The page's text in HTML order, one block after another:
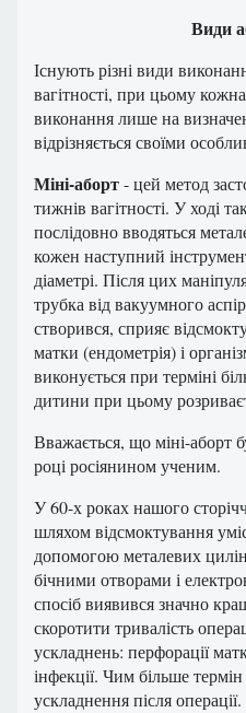
Види
Існують різні види
вагітності, при цьому
виконання лише на
відрізняється своїми
Міні-аборт- цей метод
тижнів вагітності. У ході
послідовно вводяться
кожен наступний
діаметрі. Після цих
трубка від вакуумного
створився, сприяє
матки (ендометрія) і
виконується при терміні
дитини при цьому
Вважається, що міні-аборт
році росіянином ученим.
У 60-х роках нашого
шляхом відсмоктування
допомогою металевих
бічними отворами і
спосіб виявився значно
скоротити тривалість
ускладнень: перфорації
інфекції. Чим більше
ускладнення після операції.